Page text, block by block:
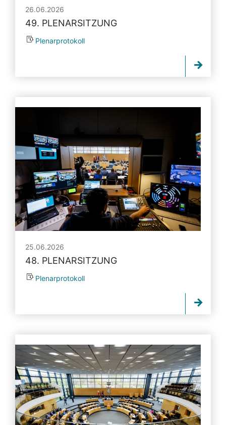
26.06.2026
49. PLENARSITZUNG
Plenarprotokoll
25.06.2026
48. PLENARSITZUNG
Plenarprotokoll